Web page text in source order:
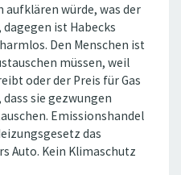
aufklären würde, was der
ist Habecks
Den Menschen ist
müssen, weil
oder der Preis für Gas
sie gezwungen
Emissionshandel
das
Auto. Kein Klimaschutz